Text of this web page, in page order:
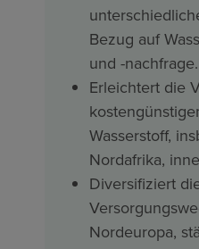
Bezug auf
und -nachfrage.
Erleichtert die
Wasserstoff,
Nordafrika,
Diversifiziert
Nordeuropa,